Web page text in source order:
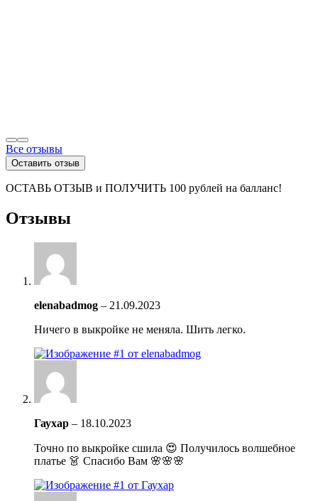
Все отзывы
Оставить отзыв
ОСТАВЬ ОТЗЫВ и ПОЛУЧИТЬ 100 рублей на балланс!
Отзывы
elenabadmog – 21.09.2023
Ничего в выкройке не меняла. Шить легко.
Гаухар – 18.10.2023
Точно по выкройке сшила 😍 Получилось волшебное
платье 👗 Спасибо Вам 🌸🌸🌸